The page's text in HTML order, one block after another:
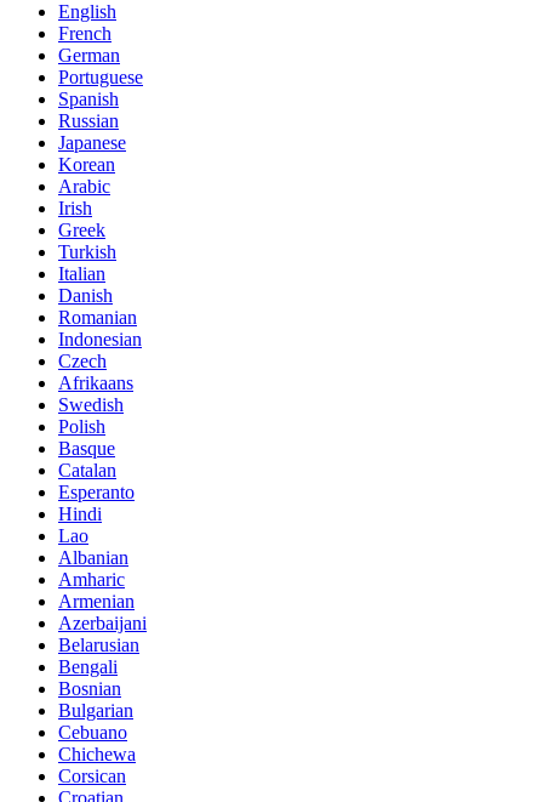
English
French
German
Portuguese
Spanish
Russian
Japanese
Korean
Arabic
Irish
Greek
Turkish
Italian
Danish
Romanian
Indonesian
Czech
Afrikaans
Swedish
Polish
Basque
Catalan
Esperanto
Hindi
Lao
Albanian
Amharic
Armenian
Azerbaijani
Belarusian
Bengali
Bosnian
Bulgarian
Cebuano
Chichewa
Corsican